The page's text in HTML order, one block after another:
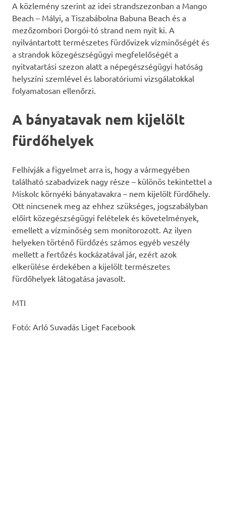
A közlemény szerint az idei strandszezonban a Mango
Beach – Mályi, a Tiszabábolna Babuna Beach és a
mezőzombori Dorgói-tó strand nem nyit ki. A
nyilvántartott természetes fürdővizek vízminőségét és
a strandok közegészségügyi megfelelőségét a
nyitvatartási szezon alatt a népegészségügyi hatóság
helyszíni szemlével és laboratóriumi vizsgálatokkal
folyamatosan ellenőrzi.
A bányatavak nem kijelölt
fürdőhelyek
Felhívják a figyelmet arra is, hogy a vármegyében
található szabadvizek nagy része – különös tekintettel a
Miskolc környéki bányatavakra – nem kijelölt fürdőhely.
Ott nincsenek meg az ehhez szükséges, jogszabályban
előírt közegészségügyi felételek és követelmények,
emellett a vízminőség sem monitorozott. Az ilyen
helyeken történő fürdőzés számos egyéb veszély
mellett a fertőzés kockázatával jár, ezért azok
elkerülése érdekében a kijelölt természetes
fürdőhelyek látogatása javasolt.
MTI
Fotó: Arló Suvadás Liget Facebook